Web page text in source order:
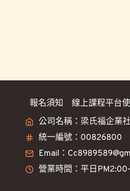
報名須知
線上課程平台
公司名稱：梁氏福企業
統一編號：00826800
Email：
營業時間：平日